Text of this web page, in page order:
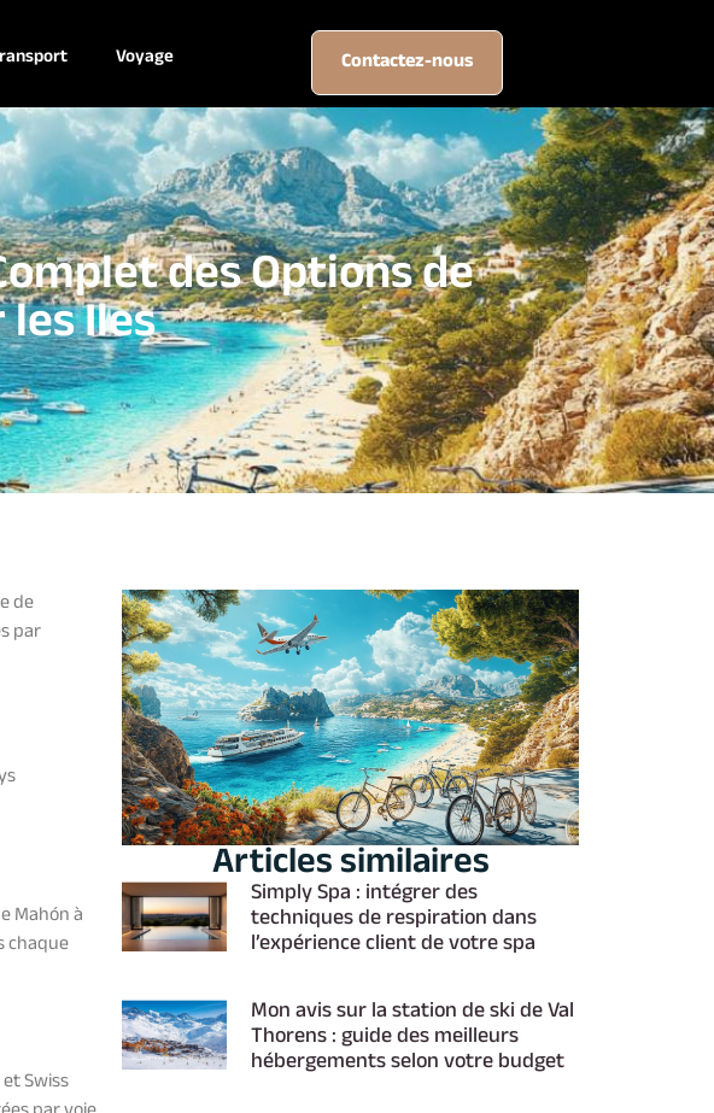
Voyage Contactez-nous
des Options de
Iles
de
par
Mahón à
chaque
Swiss
Articles similaires
Simply Spa : intégrer des
techniques de respiration dans
l’expérience client de votre spa
Mon avis sur la station de ski de Val
Thorens : guide des meilleurs
hébergements selon votre budget